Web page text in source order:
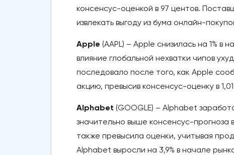
консенсус-оценкой в 97 центов.
извлекать выгоду из бума онлайн-
Apple (AAPL) – Apple снизилась на 1%
влияние глобальной нехватки чипов
последовало после того, как Apple
акцию, превысив консенсус-оценку в
Alphabet (GOOGLE) – Alphabet
значительно выше консенсус-
также превысила оценки, учитывая
Alphabet выросли на 3,9% в начале